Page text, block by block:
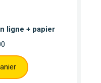
ligne + papier